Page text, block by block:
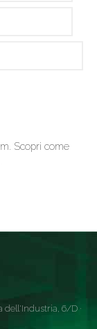
Scopri come
dell'Industria, 6/D ·